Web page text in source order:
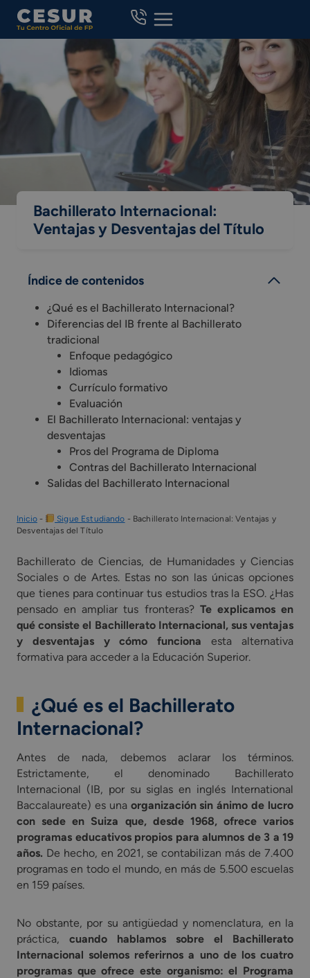
Skip
content
Bachillerato Internacional:
Ventajas y Desventajas del Título
Índice de contenidos
¿Qué es el Bachillerato Internacional?
Diferencias del IB frente al Bachillerato
tradicional
Enfoque pedagógico
Idiomas
Currículo formativo
Evaluación
El Bachillerato Internacional: ventajas y
desventajas
Pros del Programa de Diploma
Contras del Bachillerato Internacional
Salidas del Bachillerato Internacional
Inicio- Sigue Estudiando - Bachillerato Internacional: Ventajas y
Desventajas del Título
Bachillerato de Ciencias, de Humanidades y Ciencias
Sociales o de Artes. Estas no son las únicas opciones
que tienes para continuar tus estudios tras la ESO. ¿Has
pensado en ampliar tus fronteras? Te explicamos en
qué consiste el Bachillerato Internacional, sus ventajas
y desventajas y cómo funcionaesta alternativa
formativa para acceder a la Educación Superior.
¿Qué es el Bachillerato
Internacional?
Antes de nada, debemos aclarar los términos.
Estrictamente, el denominado Bachillerato
Internacional (IB, por su siglas en inglés International
Baccalaureate) es una organización sin ánimo de lucro
con sede en Suiza que, desde 1968, ofrece varios
programas educativos propios para alumnos de 3 a 19
años. De hecho, en 2021, se contabilizan más de 7.400
programas en todo el mundo, en más de 5.500 escuelas
en 159 países.
No obstante, por su antigüedad y nomenclatura, en la
práctica, cuando hablamos sobre el Bachillerato
Internacional solemos referirnos a uno de los cuatro
programas que ofrece este organismo: el Programa